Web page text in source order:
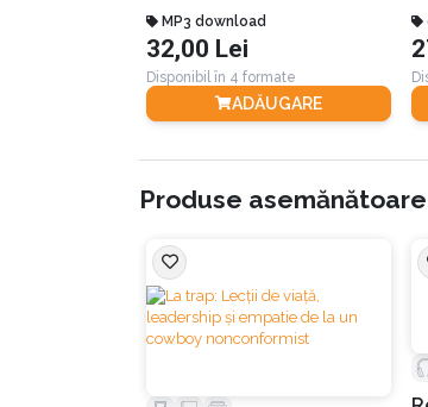
MP3 download
32,00 Lei
Disponibil în 4 formate
ADĂUGARE
Produse asemănătoare